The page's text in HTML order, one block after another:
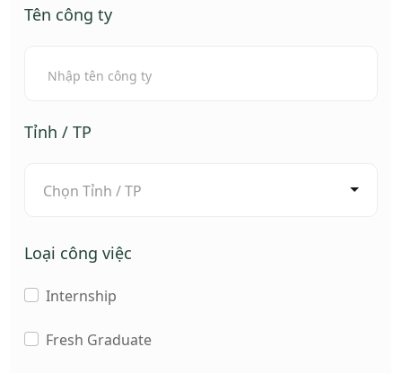
Tên công ty
Tỉnh / TP
Chọn Tỉnh / TP
Loại công việc
Internship
Fresh Graduate